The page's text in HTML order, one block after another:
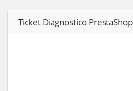
Ticket Diagnostico PrestaShop